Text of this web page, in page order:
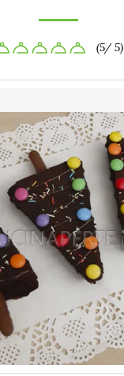
(5/ 5)